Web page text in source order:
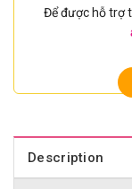
Để được hỗ trợ
Description